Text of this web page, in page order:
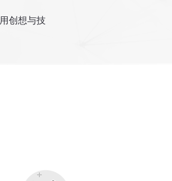
创想与技